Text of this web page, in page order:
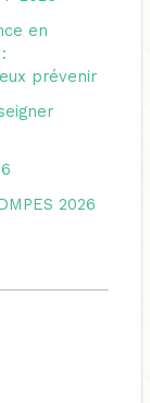
en
prévenir
2026